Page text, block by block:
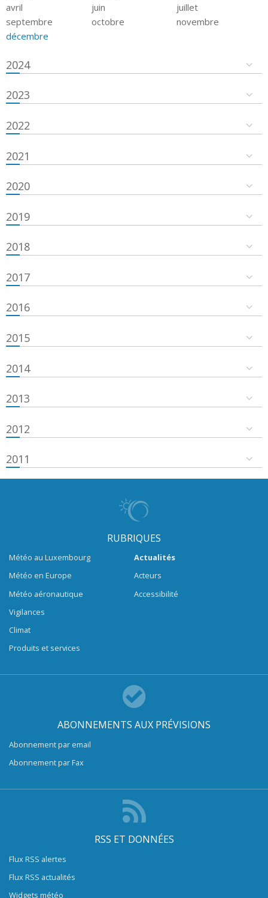
avril
juin
juillet
septembre
octobre
novembre
décembre
2024
2023
2022
2021
2020
2019
2018
2017
2016
2015
2014
2013
2012
2011
RUBRIQUES
Météo au Luxembourg
Météo en Europe
Météo aéronautique
Vigilances
Climat
Produits et services
Actualités
Acteurs
Accessibilité
ABONNEMENTS AUX PRÉVISIONS
Abonnement par email
Abonnement par Fax
RSS ET DONNÉES
Flux RSS alertes
Flux RSS actualités
Widgets météo